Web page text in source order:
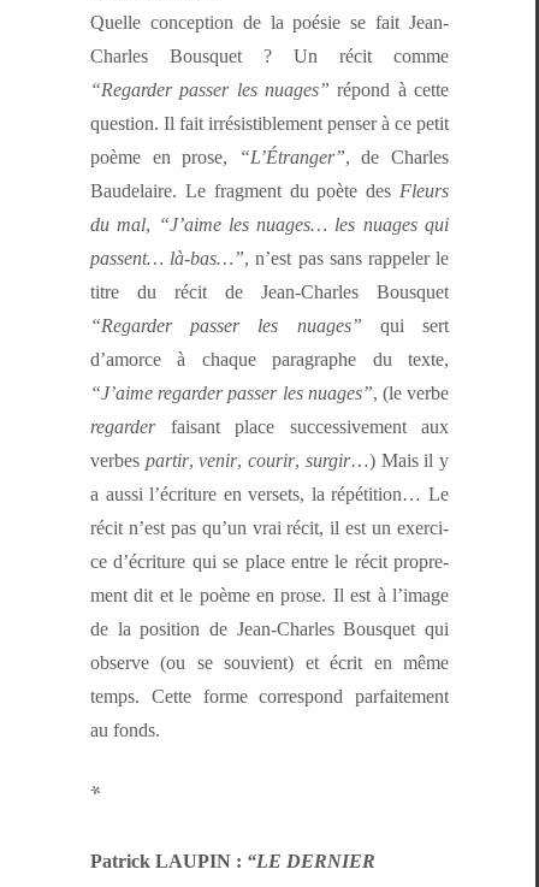
Quelle con­cep­tion de la poésie se fait Jean-
Charles Bous­quet ? Un réc­it comme
“Regarder pass­er les nuages” répond à cette
ques­tion. Il fait irré­sistible­ment penser à ce petit
poème en prose,
“L’É­tranger”, de Charles
Baude­laire. Le frag­ment du poète des Fleurs
du mal, “J’aime les nuages… les nuages qui
passent… là-bas…”, n’est pas sans rap­pel­er le
titre du réc­it de Jean-Charles Bous­quet
“Regarder pass­er les nuages” qui sert
d’amorce à chaque para­graphe du texte,
“J’aime regarder pass­er les nuages”, (le verbe
regarderfaisant place suc­ces­sive­ment aux
verbes par­tir,venir, courir, sur­gir…) Mais il y
a aus­si l’écri­t­ure en ver­sets, la répéti­tion… Le
réc­it n’est pas qu’un vrai réc­it, il est un exer­ci­
ce d’écri­t­ure qui se place entre le réc­it pro­pre­
ment dit et le poème en prose. Il est à l’im­age
de la posi­tion de Jean-Charles Bous­quet qui
observe (ou se sou­vient) et écrit en même
temps. Cette forme cor­re­spond par­faite­ment
au fonds.
*
Patrick LAUPIN : “LE DERNIER